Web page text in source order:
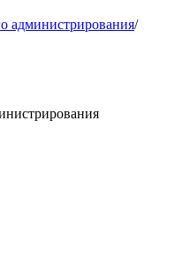
администрирования/